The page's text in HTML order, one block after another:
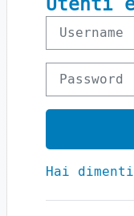
Username
Password
Hai